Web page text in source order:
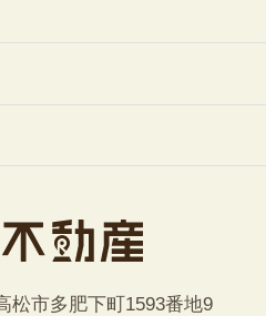
市多肥下町1593番地9